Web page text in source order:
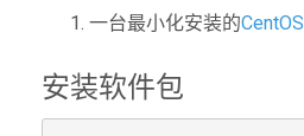
一台最小化安装的CentOS
安装软件包